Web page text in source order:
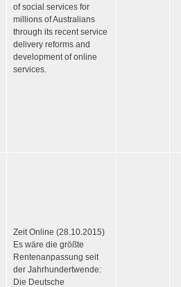
of social services for
millions of Australians
through its recent service
delivery reforms and
development of online
services.
Zeit Online (28.10.2015)
Es wäre die größte
Rentenanpassung seit
der Jahrhundertwende:
Die Deutsche